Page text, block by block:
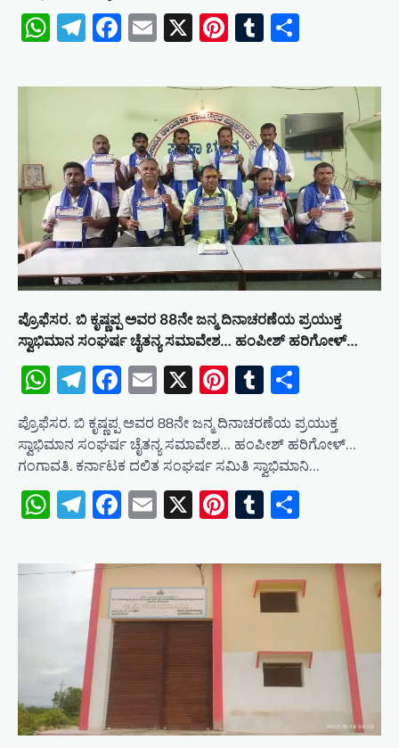
WhatsApp
Telegram
Facebook
Email
X Pinterest
Tumblr
ಪ್ರೊಫೆಸರ. ಬಿ ಕೃಷ್ಣಪ್ಪ ಅವರ 88ನೇ ಜನ್ಮ ದಿನಾಚರಣೆಯ ಪ್ರಯುಕ್ತ
ಸ್ವಾಭಿಮಾನ ಸಂಘರ್ಷ ಚೈತನ್ಯ ಸಮಾವೇಶ… ಹಂಪೀಶ್ ಹರಿಗೋಳ್…
WhatsApp
Telegram
Facebook
Email
X Pinterest
Tumblr
ಪ್ರೊಫೆಸರ. ಬಿ ಕೃಷ್ಣಪ್ಪ ಅವರ 88ನೇ ಜನ್ಮ ದಿನಾಚರಣೆಯ ಪ್ರಯುಕ್ತ
ಸ್ವಾಭಿಮಾನ ಸಂಘರ್ಷ ಚೈತನ್ಯ ಸಮಾವೇಶ… ಹಂಪೀಶ್ ಹರಿಗೋಳ್…
ಗಂಗಾವತಿ. ಕರ್ನಾಟಕ ದಲಿತ ಸಂಘರ್ಷ ಸಮಿತಿ ಸ್ವಾಭಿಮಾನಿ…
WhatsApp
Telegram
Facebook
Email
X Pinterest
Tumblr